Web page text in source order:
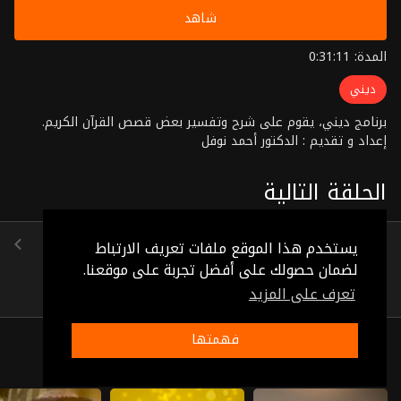
يستخدم هذا الموقع ملفات تعريف الارتباط
لضمان حصولك على أفضل تجربة على موقعنا.
تعرف على المزيد
فهمتها
شاهد
المدة: 0:31:11
ديني
برنامج ديني، يقوم على شرح وتفسير بعض قصص القرآن الكريم.
إعداد و تقديم : الدكتور أحمد نوفل
الحلقة التالية
الحلقة 17
(0:30:36)
ذات صلة